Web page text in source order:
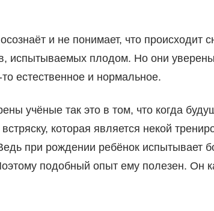
и не понимает, что происходит
испытываемых плодом. Но они
естественное и нормальное.
учёные так это в том, что когда
которая является некой
при рождении ребёнок испытывает
подобный опыт ему полезен. Он